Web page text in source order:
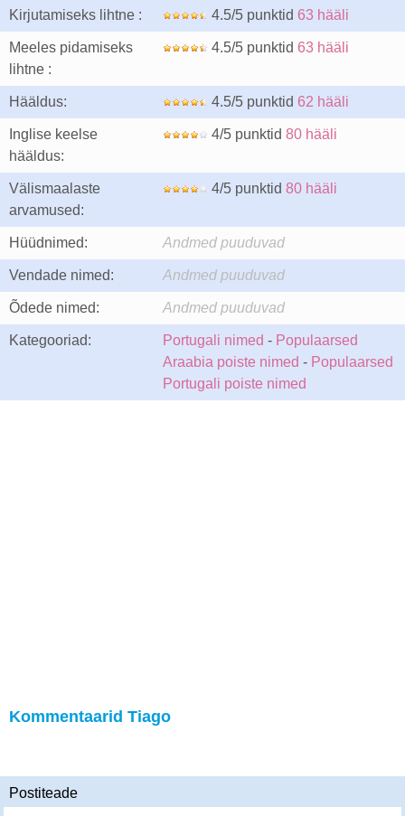
Kirjutamiseks lihtne : 4.5/5 punktid 63 hääli
Meeles pidamiseks
lihtne :
4.5/5 punktid 63 hääli
Hääldus: 4.5/5 punktid 62 hääli
Inglise keelse
hääldus:
4/5 punktid 80 hääli
Välismaalaste
arvamused:
4/5 punktid 80 hääli
Hüüdnimed: Andmed puuduvad
Vendade nimed: Andmed puuduvad
Õdede nimed: Andmed puuduvad
Kategooriad: Portugali nimed - Populaarsed
Araabia poiste nimed - Populaarsed
Portugali poiste nimed
Kommentaarid Tiago
Postiteade